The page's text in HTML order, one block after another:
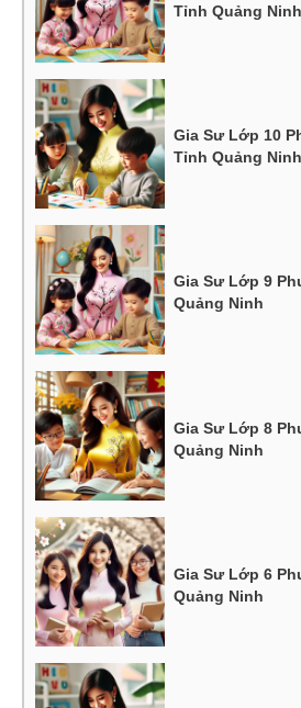
Tỉnh Quảng Ninh
Gia Sư Lớp 10
Tỉnh Quảng Ninh
Gia Sư Lớp 9
Quảng Ninh
Gia Sư Lớp 8
Quảng Ninh
Gia Sư Lớp 6
Quảng Ninh